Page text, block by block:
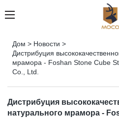
Дом > Новости >
Дистрибуция
мрамора - Foshan Stone Cube
Co., Ltd.
Дистрибуция
натурального мрамора -